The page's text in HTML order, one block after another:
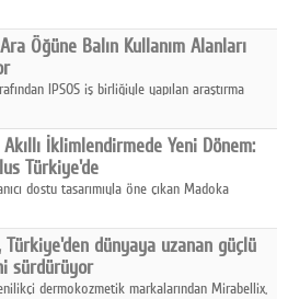
Öğüne Balın Kullanım Alanları
IPSOS iş birliğiyle yapılan araştırma
tercih ettiğini ortaya koyuyor.
İklimlendirmede Yeni Dönem:
Türkiye'de
dostu tasarımıyla öne çıkan Madoka
Madoka Plus Türkiye'de satışa sunuldu.
dünyaya uzanan güçlü
sürdürüyor
dermokozmetik markalarından Mirabellix,